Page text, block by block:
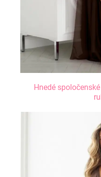
Hnedé